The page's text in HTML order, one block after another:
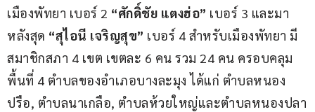
เมืองพัทยา เบอร์ 2 “ศักดิ์ชัย แตงฮ่อ” เบอร์ 3 และมา
หลังสุด “สุไอนี เจริญสุข” เบอร์ 4 สำหรับเมืองพัทยา มี
สมาชิกสภา 4 เขต เขตละ 6 คน รวม 24 คน ครอบคลุม
พื้นที่ 4 ตำบลของอำเภอบางละมุง ได้แก่ ตำบลหนอง
ปรือ, ตำบลนาเกลือ, ตำบลห้วยใหญ่และตำบลหนองปลา